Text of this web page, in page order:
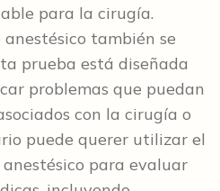
para la cirugía.
también se
prueba está diseñada
problemas que puedan
con la cirugía o
puede querer utilizar el
para evaluar